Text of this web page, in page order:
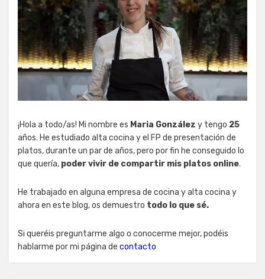
¡Hola a todo/as! Mi nombre es Maria González y tengo 25
años. He estudiado alta cocina y el FP de presentación de
platos, durante un par de años, pero por fin he conseguido lo
que quería, poder vivir de compartir mis platos online.
He trabajado en alguna empresa de cocina y alta cocina y
ahora en este blog, os demuestro todo lo que sé.
Si queréis preguntarme algo o conocerme mejor, podéis
hablarme por mi página de contacto